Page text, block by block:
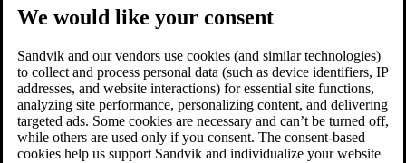
We would like your consent
Sandvik and our vendors use cookies (and similar technologies)
to collect and process personal data (such as device identifiers, IP
addresses, and website interactions) for essential site functions,
analyzing site performance, personalizing content, and delivering
targeted ads. Some cookies are necessary and can’t be turned off,
while others are used only if you consent. The consent-based
cookies help us support Sandvik and individualize your website